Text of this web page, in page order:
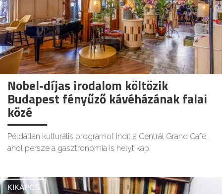
Nobel-díjas irodalom költözik
Budapest fényűző kávéházának falai
közé
Példátlan kulturális programot indít a Centrál Grand Café,
ahol persze a gasztronómia is helyt kap.
KIKAPCS